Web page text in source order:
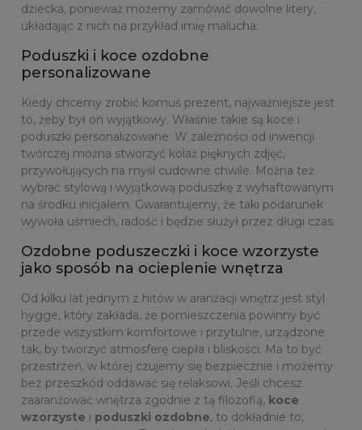
dziecka, ponieważ możemy zamówić dowolne litery,
układając z nich na przykład imię malucha.
Poduszki i koce ozdobne
personalizowane
Kiedy chcemy zrobić komuś prezent, najważniejsze jest
to, żeby był on wyjątkowy. Właśnie takie są koce i
poduszki personalizowane. W zależności od inwencji
twórczej można stworzyć kolaż pięknych zdjęć,
przywołujących na myśl cudowne chwile. Można też
wybrać stylową i wyjątkową poduszkę z wyhaftowanym
na środku inicjałem. Gwarantujemy, że taki podarunek
wywoła uśmiech, radość i będzie służył przez długi czas.
Ozdobne poduszeczki i koce wzorzyste
jako sposób na ocieplenie wnętrza
Od kilku lat jednym z hitów w aranżacji wnętrz jest styl
hygge, który zakłada, że pomieszczenia powinny być
przede wszystkim komfortowe i przytulne, urządzone
tak, by tworzyć atmosferę ciepła i bliskości. Ma to być
przestrzeń, w której czujemy się bezpiecznie i możemy
bez przeszkód oddawać się relaksowi. Jeśli chcesz
zaaranżować wnętrza zgodnie z tą filozofią, koce
wzorzyste i poduszki ozdobne, to dokładnie to,